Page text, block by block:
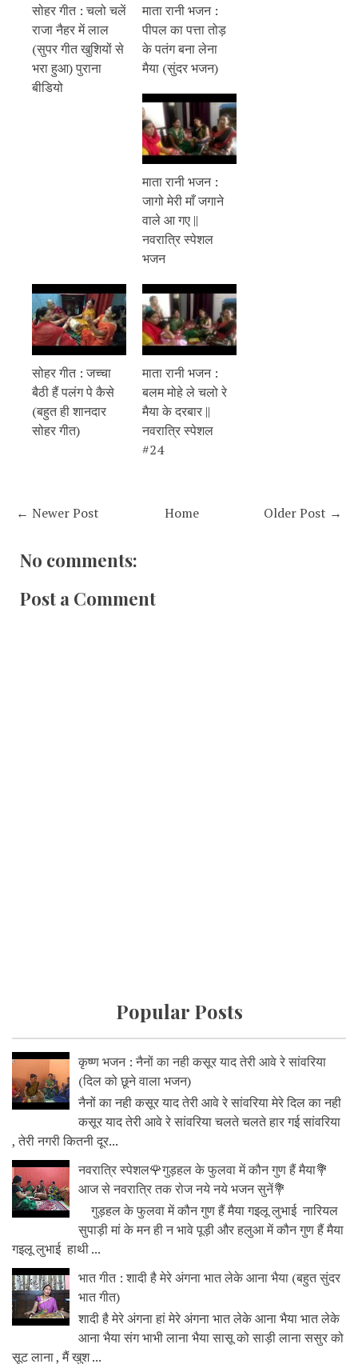
सोहर गीत : चलो चलें
राजा नैहर में लाल
(सुपर गीत खुशियों से
भरा हुआ) पुराना
बीडियो
माता रानी भजन :
पीपल का पत्ता तोड़
के पतंग बना लेना
मैया (सुंदर भजन)
माता रानी भजन :
जागो मेरी माँ जगाने
वाले आ गए ||
नवरात्रि स्पेशल
भजन
सोहर गीत : जच्चा
बैठी हैं पलंग पे कैसे
(बहुत ही शानदार
सोहर गीत)
माता रानी भजन :
बलम मोहे ले चलो रे
मैया के दरबार ||
नवरात्रि स्पेशल
#24
← Newer Post Older Post →
Home
No comments:
Post a Comment
Popular Posts
कृष्ण भजन : नैनों का नही कसूर याद तेरी आवे रे सांवरिया
(दिल को छूने वाला भजन)
नैनों का नही कसूर याद तेरी आवे रे सांवरिया मेरे दिल का नही
कसूर याद तेरी आवे रे सांवरिया चलते चलते हार गई सांवरिया
, तेरी नगरी कितनी दूर...
नवरात्रि स्पेशल🌹गुड़हल के फुलवा में कौन गुण हैं मैया💐
आज से नवरात्रि तक रोज नये नये भजन सुनें💐
गुड़हल के फुलवा में कौन गुण हैं मैया गइलू लुभाई नारियल
सुपाड़ी मां के मन ही न भावे पूड़ी और हलुआ में कौन गुण हैं मैया
गइलू लुभाई हाथी ...
भात गीत : शादी है मेरे अंगना भात लेके आना भैया (बहुत सुंदर
भात गीत)
शादी है मेरे अंगना हां मेरे अंगना भात लेके आना भैया भात लेके
आना भैया संग भाभी लाना भैया सासू को साड़ी लाना ससुर को
सूट लाना , मैं खुश ...